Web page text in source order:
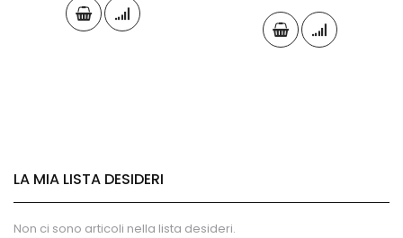
LA MIA LISTA DESIDERI
Non ci sono articoli nella lista desideri.